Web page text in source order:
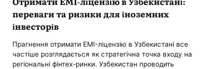
переваги та ризики для іноземних
інвесторів
Прагнення отримати EMI-ліцензію в Узбекистані все
частіше розглядається як стратегічна точка входу на
регіональні фінтех-ринки. Узбекистан проводить